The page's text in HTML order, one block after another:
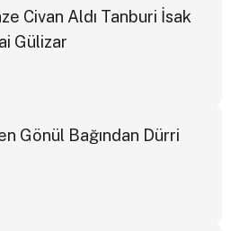
Civan Aldı Tanburi İsak
Gülizar
Gönül Bağından Dürri